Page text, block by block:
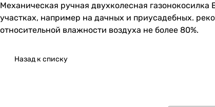
Механическая ручная двухколесная
участках, например на дачных и приусадебных.
относительной влажности воздуха не более 80%.
Назад к списку